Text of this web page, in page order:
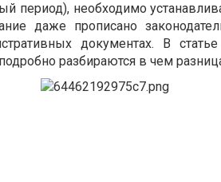
период), необходимо
даже прописано
документах. В
разбираются в чем